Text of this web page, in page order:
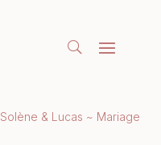
Solène & Lucas ~ Mariage